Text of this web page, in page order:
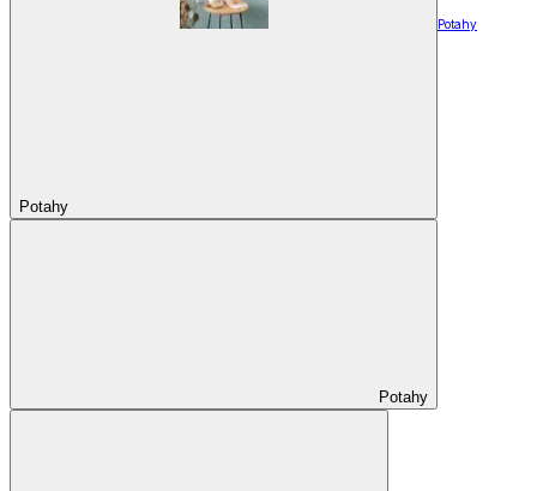
Potahy
Potahy
Potahy